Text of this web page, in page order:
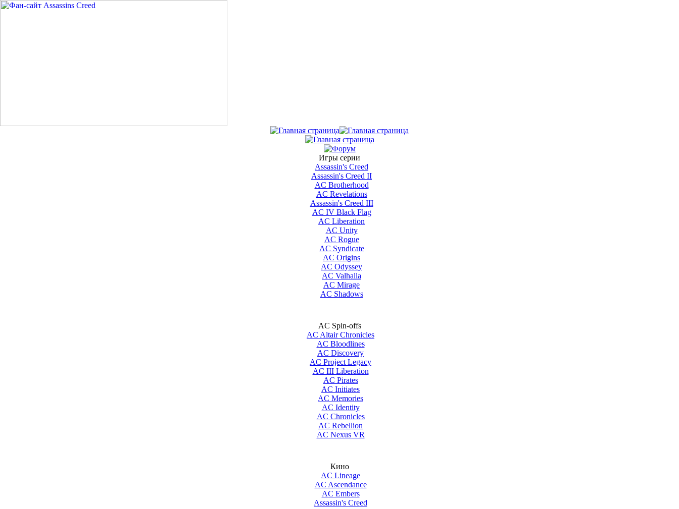
Игры серии
Assassin's Creed
Assassin's Creed II
AС Brotherhood
AC Revelations
Assassin's Creed III
AC IV Black Flag
AC Liberation
AC Unity
AC Rogue
AC Syndicate
AC Origins
AC Odyssey
AC Valhalla
AC Mirage
AC Shadows
AC Spin-offs
AC Altair Chronicles
AC Bloodlines
AC Discovery
AC Project Legacy
AC III Liberation
AC Pirates
AC Initiates
AC Memories
AC Identity
AC Chronicles
AC Rebellion
AC Nexus VR
Кино
AC Lineage
AC Ascendance
AC Embers
Assassin's Creed